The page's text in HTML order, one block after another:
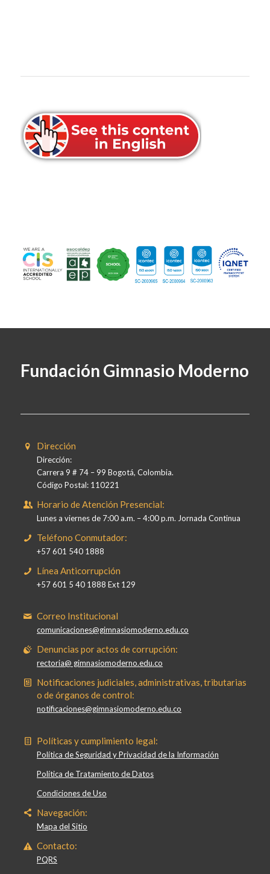
Fundación Gimnasio Moderno
Dirección
Dirección:
Carrera 9 # 74 – 99 Bogotá, Colombia.
Código Postal: 110221
Horario de Atención Presencial:
Lunes a viernes de 7:00 a.m. – 4:00 p.m. Jornada Continua
Teléfono Conmutador:
+57 601 540 1888
Línea Anticorrupción
+57 601 5 40 1888 Ext 129
Correo Institucional
comunicaciones@gimnasiomoderno.edu.co
Denuncias por actos de corrupción:
rectoria@ gimnasiomoderno.edu.co
Notificaciones judiciales, administrativas, tributarias
o de órganos de control:
notificaciones@gimnasiomoderno.edu.co
Políticas y cumplimiento legal:
Política de Seguridad y Privacidad de la Información
Política de Tratamiento de Datos
Condiciones de Uso
Navegación:
Mapa del Sitio
Contacto:
PQRS